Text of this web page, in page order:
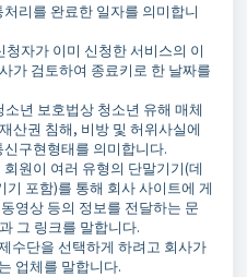
리를 완료한 일자를 의미합니
자가 이미 신청한 서비스의 이
가 검토하여 종료키로 한 날짜를
년 보호법상 청소년 유해 매체
산권 침해, 비방 및 허위사실에
구현형태를 의미합니다.
원이 여러 유형의 단말기기(데
포함)를 통해 회사 사이트에 게
영상 등의 정보를 전달하는 문
그 링크를 말합니다.
수단을 선택하게 하려고 회사가
업체를 말합니다.